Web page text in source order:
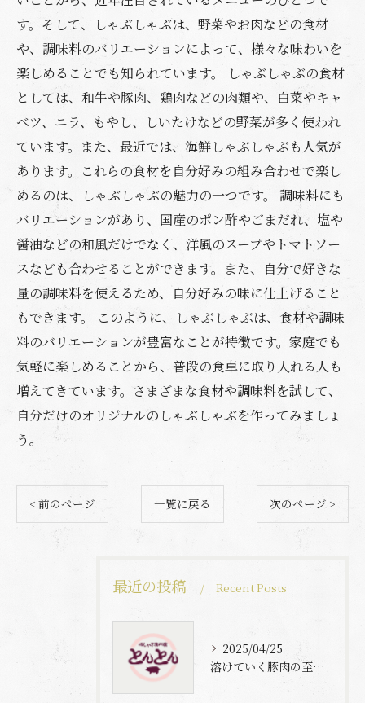
す。そして、しゃぶしゃぶは、野菜やお肉などの食材
や、調味料のバリエーションによって、様々な味わいを
楽しめることでも知られています。 しゃぶしゃぶの食材
としては、和牛や豚肉、鶏肉などの肉類や、白菜やキャ
ベツ、ニラ、もやし、しいたけなどの野菜が多く使われ
ています。また、最近では、海鮮しゃぶしゃぶも人気が
あります。これらの食材を自分好みの組み合わせで楽し
めるのは、しゃぶしゃぶの魅力の一つです。 調味料にも
バリエーションがあり、国産のポン酢やごまだれ、塩や
醤油などの和風だけでなく、洋風のスープやトマトソー
スなども合わせることができます。また、自分で好きな
量の調味料を使えるため、自分好みの味に仕上げること
もできます。 このように、しゃぶしゃぶは、食材や調味
料のバリエーションが豊富なことが特徴です。家庭でも
気軽に楽しめることから、普段の食卓に取り入れる人も
増えてきています。さまざまな食材や調味料を試して、
自分だけのオリジナルのしゃぶしゃぶを作ってみましょ
う。
< 前のページ 一覧に戻る 次のページ >
最近の投稿 Recent Posts
2025/04/25
溶けていく豚肉の至福体験